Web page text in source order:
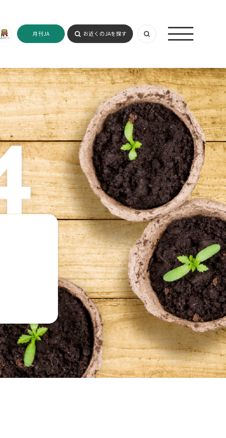
月刊JA お近くのJAを探す